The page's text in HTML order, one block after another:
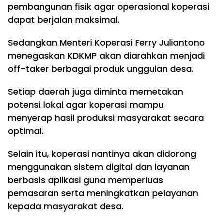
pembangunan fisik agar operasional koperasi
dapat berjalan maksimal.
Sedangkan Menteri Koperasi Ferry Juliantono
menegaskan KDKMP akan diarahkan menjadi
off-taker berbagai produk unggulan desa.
Setiap daerah juga diminta memetakan
potensi lokal agar koperasi mampu
menyerap hasil produksi masyarakat secara
optimal.
Selain itu, koperasi nantinya akan didorong
menggunakan sistem digital dan layanan
berbasis aplikasi guna memperluas
pemasaran serta meningkatkan pelayanan
kepada masyarakat desa.